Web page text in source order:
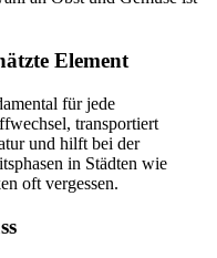
Element
für jede
transportiert
und hilft bei der
in Städten wie
oft vergessen.